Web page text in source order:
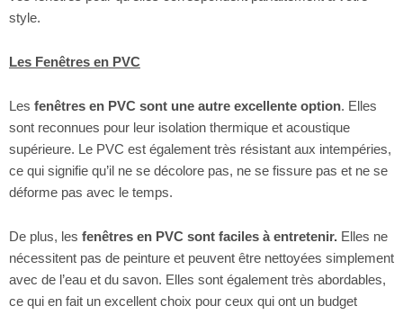
style.
Les Fenêtres en PVC
Les fenêtres en PVC sont une autre excellente option. Elles
sont reconnues pour leur isolation thermique et acoustique
supérieure. Le PVC est également très résistant aux intempéries,
ce qui signifie qu’il ne se décolore pas, ne se fissure pas et ne se
déforme pas avec le temps.
De plus, les fenêtres en PVC sont faciles à entretenir. Elles ne
nécessitent pas de peinture et peuvent être nettoyées simplement
avec de l’eau et du savon. Elles sont également très abordables,
ce qui en fait un excellent choix pour ceux qui ont un budget